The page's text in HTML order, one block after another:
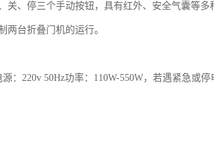
、停三个手动按钮，具有红外、安全气囊等多
台折叠门机的运行。
220v 50Hz功率：110W-550W，若遇紧急或